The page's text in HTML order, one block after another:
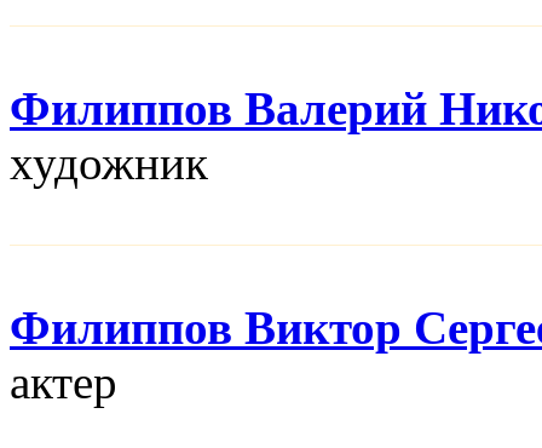
Филиппов Валерий
художник
Филиппов Виктор
актер